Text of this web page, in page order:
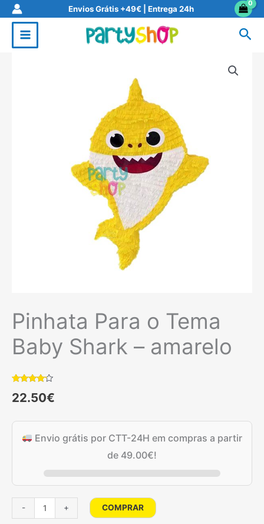
Skip
content
Envios Grátis +49€ | Entrega 24h
Pinhata Para o Tema
Baby Shark – amarelo
com 4.00
em 5 com
classificação
22.50€
Envio grátis por CTT-24H em compras a partir
de 49.00€!
-
Quantidade
de
+ COMPRAR